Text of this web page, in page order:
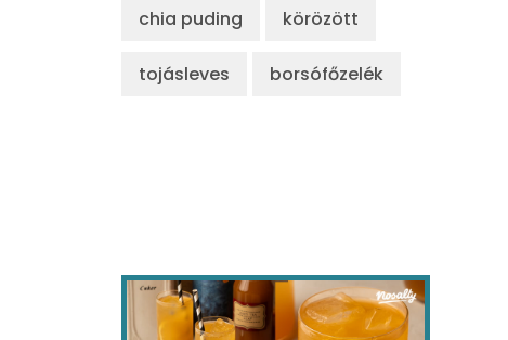
chia puding körözött
tojásleves borsófőzelék